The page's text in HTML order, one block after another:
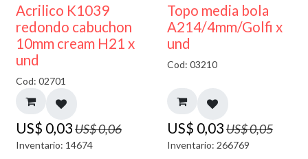
50% DESCUENTO
Acrilico K1039
redondo cabuchon
10mm cream H21 x
und
Cod: 02701
US$ 0,03US$0,06
Inventario: 14674
40% DESCUENTO
Topo media bola
A214/4mm/Golfi x
und
Cod: 03210
US$ 0,03US$0,05
Inventario: 266769